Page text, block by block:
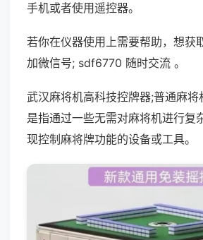
手机或者使用遥控器。
若你在仪器使用上需要帮助，想获
加微信号; sdf6770 随时交流 。
武汉麻将机高科技控牌器;普通麻
是指通过一些无需对麻将机进行复
现控制麻将牌功能的设备或工具。